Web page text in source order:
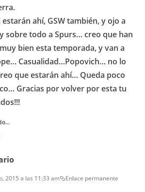
estarán ahí, GSW también, y ojo a
sobre todo a Spurs… creo que han
bien esta temporada, y van a
Casualidad…Popovich… no lo
que estarán ahí… Queda poco
Gracias por volver por esta tu
2015 a las 11:33 am Enlace permanente